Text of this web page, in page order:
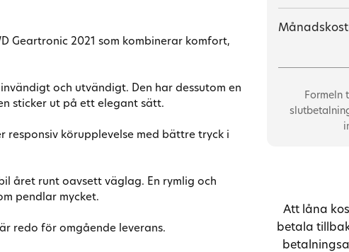
Elinfällbara sidospeglar
Farthållare (adaptiv)
Fällbara baksäten
Körfilsassistans
Parkeringsassistans
Regnsensor
Startspärr
Geartronic 2021 som kombinerar komfort,
och utvändigt. Den har dessutom en
sticker ut på ett elegant sätt.
responsiv körupplevelse med bättre tryck i
året runt oavsett väglag. En rymlig och
pendlar mycket.
redo för omgående leverans.
Restskuld
Ränta
Effektiv
Formeln
Att låna
betala